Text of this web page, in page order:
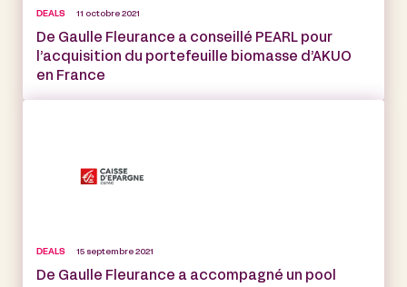
DEALS 11 octobre 2021
De Gaulle Fleurance a conseillé PEARL pour
l’acquisition du portefeuille biomasse d’AKUO
en France
DEALS 15 septembre 2021
De Gaulle Fleurance a accompagné un pool